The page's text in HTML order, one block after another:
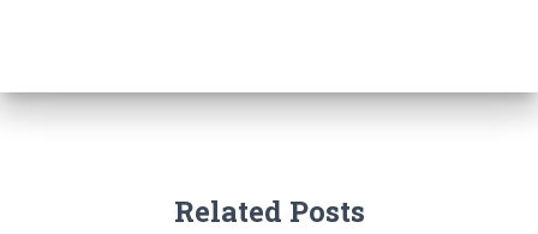
Related Posts